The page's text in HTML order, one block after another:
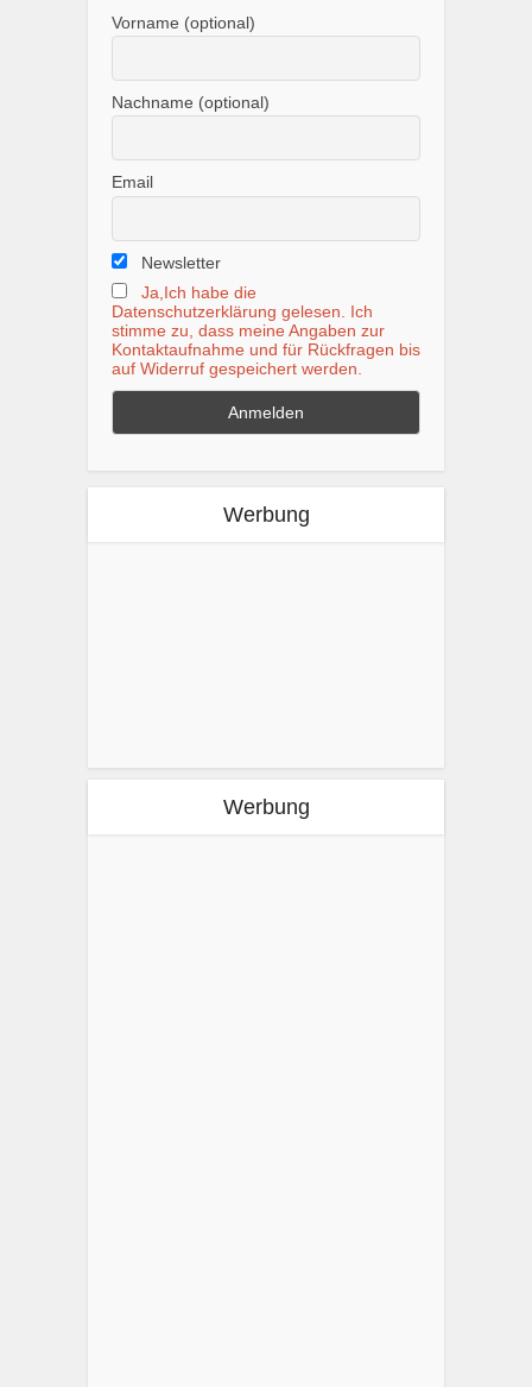
Vorname (optional)
Nachname (optional)
Email
Newsletter
Ja,Ich habe die
Datenschutzerklärung gelesen. Ich
stimme zu, dass meine Angaben zur
Kontaktaufnahme und für Rückfragen bis
auf Widerruf gespeichert werden.
Werbung
Werbung